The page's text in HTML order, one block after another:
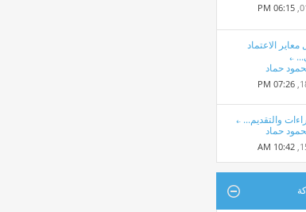
06:15 PM
الاعتماد
حماد
07:26 PM
والتقديم...
حماد
10:42 AM